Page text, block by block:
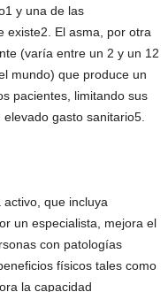
y una de las
existe2. El asma, por otra
(varía entre un 2 y un 12
mundo) que produce un
pacientes, limitando sus
gasto sanitario5.
activo, que incluya
un especialista, mejora el
con patologías
físicos tales como
la capacidad